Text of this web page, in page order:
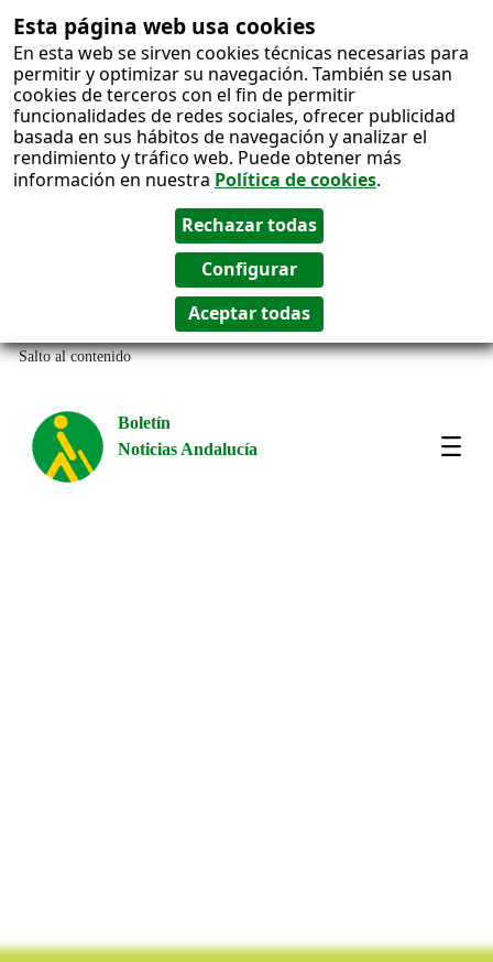
Esta página web usa cookies
En esta web se sirven cookies técnicas necesarias para
permitir y optimizar su navegación. También se usan
cookies de terceros con el fin de permitir
funcionalidades de redes sociales, ofrecer publicidad
basada en sus hábitos de navegación y analizar el
rendimiento y tráfico web. Puede obtener más
información en nuestra Política de cookies.
Salto al contenido
Boletín
Noticias Andalucía